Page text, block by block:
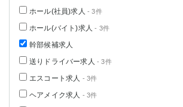
ホール(社員)求人 - 3件
ホール(バイト)求人 - 3件
幹部候補求人
送りドライバー求人 - 3件
エスコート求人 - 3件
ヘアメイク求人 - 3件